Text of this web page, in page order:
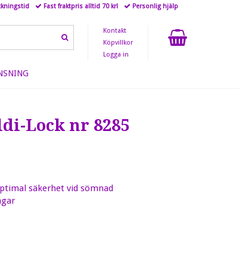
Lock nr 8285
säkerhet vid sömnad
Fast fraktpris alltid 70 kr! Personlig hjälp
Kontakt
Köpvillkor
Logga in